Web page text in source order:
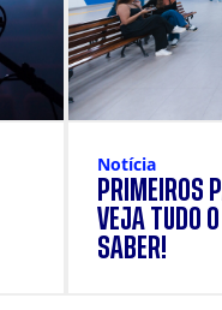
Notícia
PRIMEIROS
VEJA TUDO
SABER!